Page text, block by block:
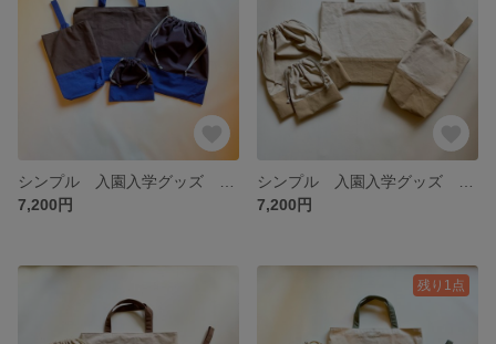
7,200円
7,200円
残り1点